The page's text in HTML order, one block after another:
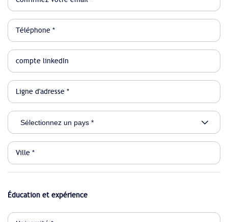
Éducation et expérience